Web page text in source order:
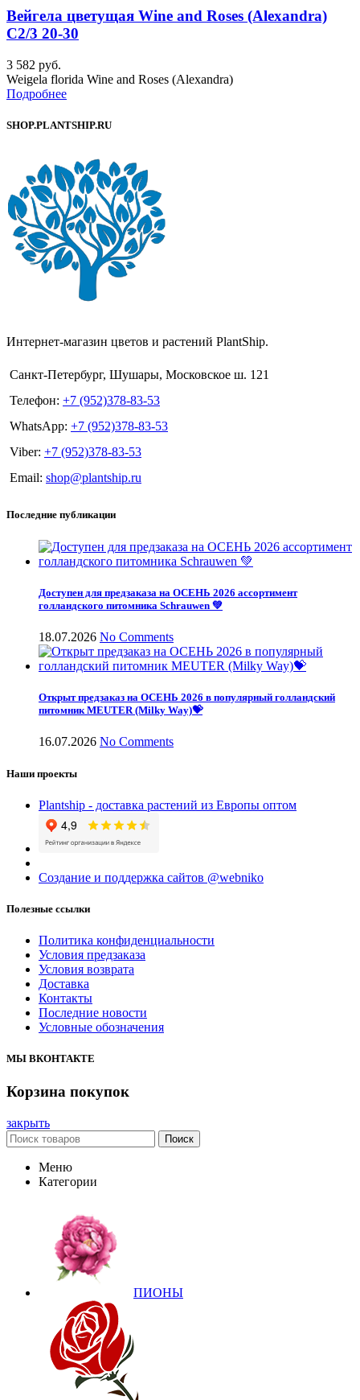
Вейгела цветущая Wine and Roses (Alexandra)
C2/3 20-30
3 582 руб.
Weigela florida Wine and Roses (Alexandra)
Подробнее
SHOP.PLANTSHIP.RU
Интернет-магазин цветов и растений PlantShip.
Санкт-Петербург, Шушары, Московское ш. 121
Телефон: +7 (952)378-83-53
WhatsApp: +7 (952)378-83-53
Viber: +7 (952)378-83-53
Email: shop@plantship.ru
Последние публикации
Доступен для предзаказа на ОСЕНЬ 2026 ассортимент
голландского питомника Schrauwen 💚
18.07.2026 No Comments
Открыт предзаказ на ОСЕНЬ 2026 в популярный голландский
питомник MEUTER (Milky Way)💝
16.07.2026 No Comments
Наши проекты
Plantship - доставка растений из Европы оптом
Создание и поддержка сайтов @webniko
Полезные ссылки
Политика конфиденциальности
Условия предзаказа
Условия возврата
Доставка
Контакты
Последние новости
Условные обозначения
МЫ ВКОНТАКТЕ
Корзина покупок
закрыть
Поиск
Меню
Категории
ПИОНЫ